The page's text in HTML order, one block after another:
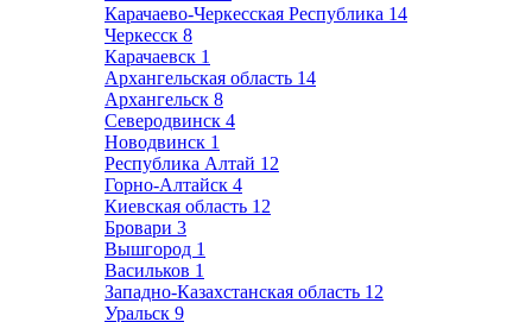
Карачаево-Черкесская Республика 14
Черкесск 8
Карачаевск 1
Архангельская область 14
Архангельск 8
Северодвинск 4
Новодвинск 1
Республика Алтай 12
Горно-Алтайск 4
Киевская область 12
Бровари 3
Вышгород 1
Васильков 1
Западно-Казахстанская область 12
Уральск 9